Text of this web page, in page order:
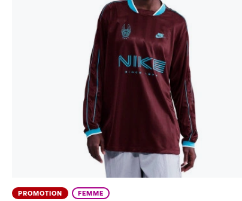
PROMOTION FEMME